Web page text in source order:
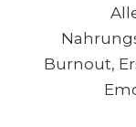
Burnout,